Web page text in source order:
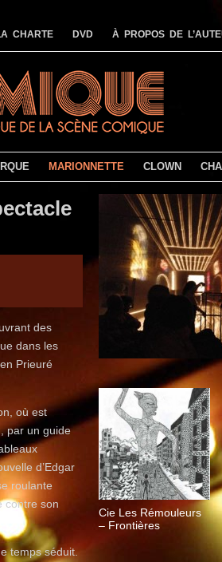
CHARTE DVD À PROPOS DE
MARIONNETTE CLOWN
des
dans les
Prieuré
où est
par un guide
d’Edgar
roulante
contre son
temps séduit.
Cie Les Rémouleurs
– Frontières